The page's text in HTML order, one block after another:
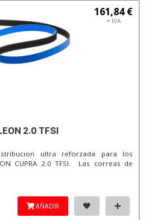
161,84 €
+ IVA
2.0 TFSI
ultra reforzada para los
CUPRA 2.0 TFSI. Las correas de
AÑADIR